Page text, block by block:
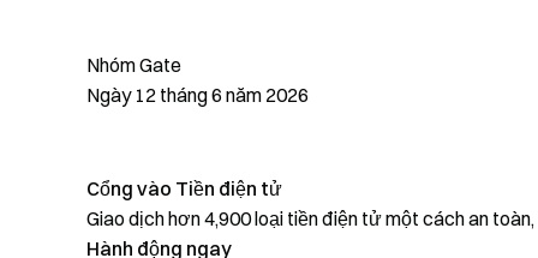
Nhóm Gate
Ngày 12 tháng 6 năm 2026
Cổng vào Tiền điện tử
Giao dịch hơn 4,900 loại tiền điện tử một cách an
Hành động ngay